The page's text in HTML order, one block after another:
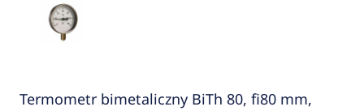
Termometr bimetaliczny BiTh 80, fi80 mm,